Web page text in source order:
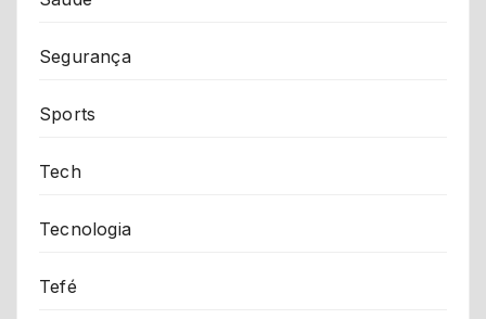
Segurança
Sports
Tech
Tecnologia
Tefé